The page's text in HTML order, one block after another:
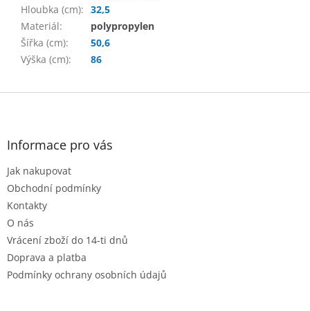
Hloubka (cm): 32,5
Materiál:
polypropylen
Šířka (cm):
50,6
Výška (cm): 86
Z
Informace pro vás
Jak nakupovat
Obchodní podmínky
Kontakty
O nás
Vrácení zboží do 14-ti dnů
Doprava a platba
Podmínky ochrany osobních údajů